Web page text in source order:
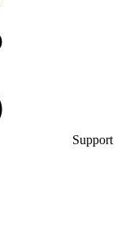
Support